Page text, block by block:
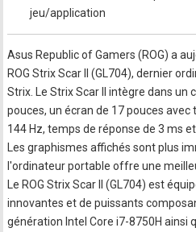
jeu/application
Asus Republic of Gamers (ROG) a
ROG Strix Scar II (GL704), dernier
Strix. Le Strix Scar II intègre dans un
pouces, un écran de 17 pouces
144 Hz, temps de réponse de 3 ms
Les graphismes affichés sont plus
l'ordinateur portable offre une
Le ROG Strix Scar II (GL704) est
innovantes et de puissants
génération Intel Core i7-8750H ainsi